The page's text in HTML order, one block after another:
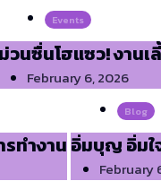
Events
ม่วนซื่นโฮแซว! งานเ
February 6, 2026
ทำงาน
Blog
อิ่มบุญ อิ่มใ
February